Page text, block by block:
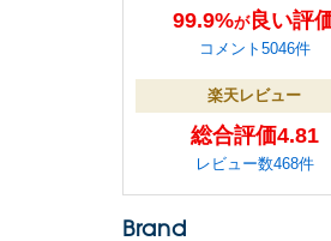
99.9%が良い評
コメント5046件
楽天レビュー
総合評価4.81
レビュー数468件
Brand